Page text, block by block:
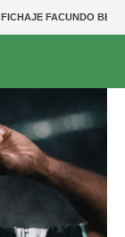
FICHAJE FACUNDO